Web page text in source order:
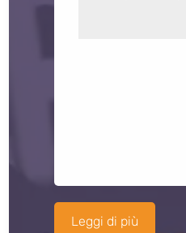
Leggi di più